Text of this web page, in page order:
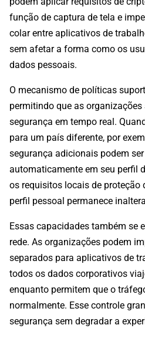
função de captura de tela e
colar entre aplicativos de
sem afetar a forma como os
dados pessoais.
O mecanismo de políticas
permitindo que as
segurança em tempo real.
para um país diferente, por
segurança adicionais podem
automaticamente em seu perfil
os requisitos locais de proteção
perfil pessoal permanece
Essas capacidades também se
rede. As organizações podem
separados para aplicativos de
todos os dados corporativos
enquanto permitem que o
normalmente. Esse controle
segurança sem degradar a